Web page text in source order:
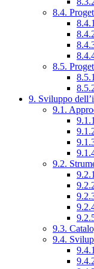
8.4.
8.5.
9. Sviluppo
9.1.
9.2.
9.3.
9.4.